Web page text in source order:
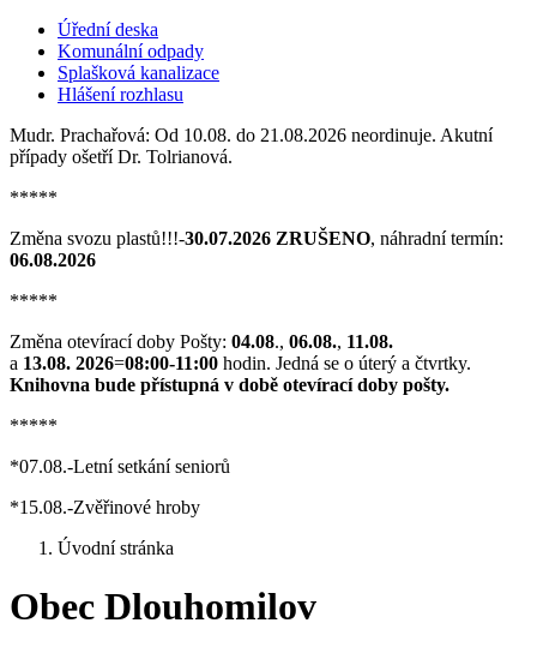
Úřední deska
Komunální odpady
Splašková kanalizace
Hlášení rozhlasu
Mudr. Prachařová: Od 10.08. do 21.08.2026 neordinuje. Akutní
případy ošetří Dr. Tolrianová.
*****
Změna svozu plastů!!!-30.07.2026 ZRUŠENO, náhradní termín:
06.08.2026
*****
Změna otevírací doby Pošty: 04.08., 06.08., 11.08.
a 13.08. 2026=08:00-11:00 hodin. Jedná se o úterý a čtvrtky.
Knihovna bude přístupná v době otevírací doby pošty.
*****
*07.08.-Letní setkání seniorů
*15.08.-Zvěřinové hroby
Úvodní stránka
Obec Dlouhomilov